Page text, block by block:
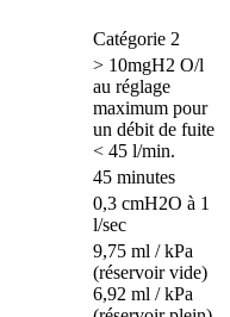
Catégorie 2
> 10mgH2 O/l
au réglage
maximum pour
un débit de fuite
< 45 l/min.
45 minutes
0,3 cmH2O à 1
l/sec
9,75 ml / kPa
(réservoir vide)
6,92 ml / kPa